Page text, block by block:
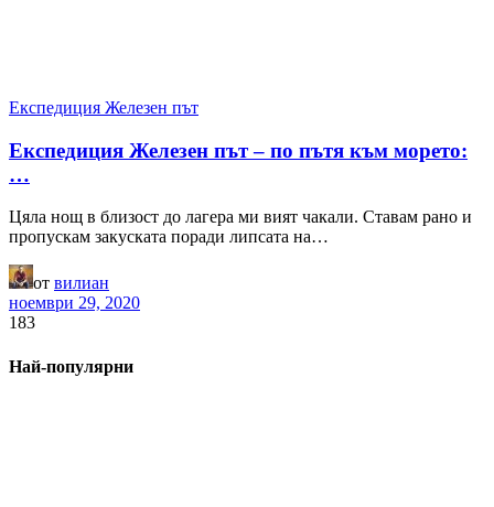
Експедиция Железен път
Експедиция Железен път – по пътя към морето:
…
Цяла нощ в близост до лагера ми вият чакали. Ставам рано и
пропускам закуската поради липсата на…
от вилиан
ноември 29, 2020
183
Най-популярни